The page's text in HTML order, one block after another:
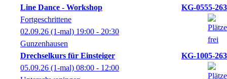
Line Dance - Workshop
KG-0555-263
Fortgeschrittene
02.09.26 (1-mal) 19:00 - 20:30
Gunzenhausen
Drechselkurs für Einsteiger
KG-1005-263
05.09.26 (1-mal) 08:00 - 12:00